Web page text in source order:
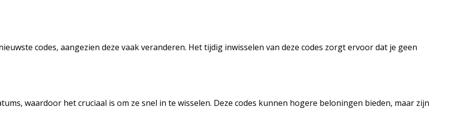
codes, aangezien deze vaak veranderen. Het tijdig inwisselen van deze codes zorgt ervoor dat je geen
waardoor het cruciaal is om ze snel in te wisselen. Deze codes kunnen hogere beloningen bieden, maar zijn